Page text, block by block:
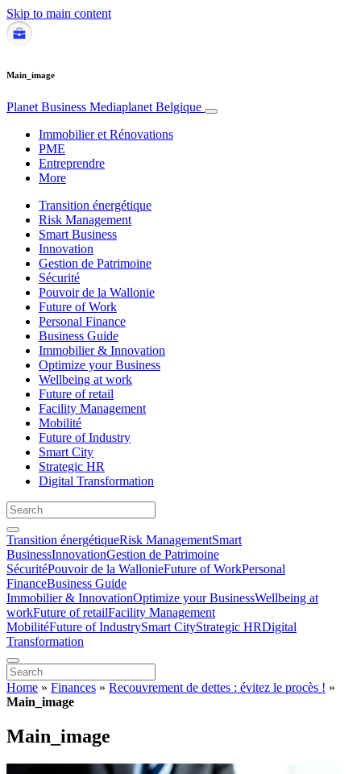
Skip to main content
Main_image
Planet Business Mediaplanet Belgique
Immobilier et Rénovations
PME
Entreprendre
More
Transition énergétique
Risk Management
Smart Business
Innovation
Gestion de Patrimoine
Sécurité
Pouvoir de la Wallonie
Future of Work
Personal Finance
Business Guide
Immobilier & Innovation
Optimize your Business
Wellbeing at work
Future of retail
Facility Management
Mobilité
Future of Industry
Smart City
Strategic HR
Digital Transformation
Transition énergétiqueRisk ManagementSmart
BusinessInnovationGestion de Patrimoine
SécuritéPouvoir de la WallonieFuture of WorkPersonal
FinanceBusiness Guide
Immobilier & InnovationOptimize your BusinessWellbeing at
workFuture of retailFacility Management
MobilitéFuture of IndustrySmart CityStrategic HRDigital
Transformation
Home » Finances » Recouvrement de dettes : évitez le procès ! »
Main_image
Main_image